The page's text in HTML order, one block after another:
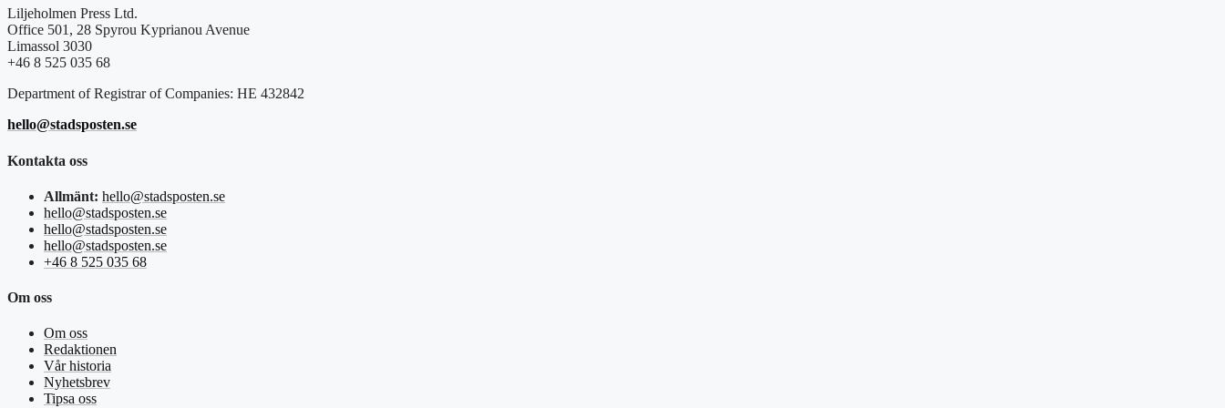
Liljeholmen Press Ltd.
Office 501, 28 Spyrou Kyprianou Avenue
Limassol 3030
+46 8 525 035 68
Department of Registrar of Companies: HE 432842
hello@stadsposten.se
Kontakta oss
Allmänt: hello@stadsposten.se
hello@stadsposten.se
hello@stadsposten.se
hello@stadsposten.se
+46 8 525 035 68
Om oss
Om oss
Redaktionen
Vår historia
Nyhetsbrev
Tipsa oss